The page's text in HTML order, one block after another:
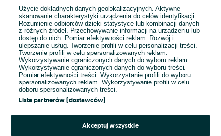
E-mail
Hasło
Użycie dokładnych danych geolokalizacyjnych. Aktywne
skanowanie charakterystyki urządzenia do celów identyfikacji.
Rozumienie odbiorców dzięki statystyce lub kombinacji danych
z różnych źródeł. Przechowywanie informacji na urządzeniu lub
dostęp do nich. Pomiar efektywności reklam. Rozwój i
ulepszanie usług. Tworzenie profili w celu personalizacji treści.
Tworzenie profili w celu spersonalizowanych reklam.
Wykorzystywanie ograniczonych danych do wyboru reklam.
Wykorzystywanie ograniczonych danych do wyboru treści.
Pomiar efektywności treści. Wykorzystanie profili do wyboru
spersonalizowanych reklam. Wykorzystywanie profili w celu
doboru spersonalizowanych treści.
Lista partnerów (dostawców)
Akceptuj wszystkie